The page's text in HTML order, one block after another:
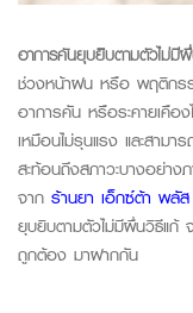
อาการคันยุบยิบตามตัวไม่มี
ช่วงหน้าฝน หรือ พฤติกรร
อาการคัน หรือระคายเคือ
เหมือนไม่รุนแรง และสาม
สะท้อนถึงสภาวะบางอย่าง
จาก ร้านยา เอ็กซ์ต้า พลัส
ยุบยิบตามตัวไม่มีผื่นวิธีแก้ จ
ถูกต้อง มาฝากกัน